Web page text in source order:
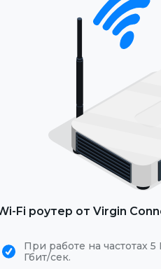
Fi роутер от Virgin
При работе на частотах 5
Гбит/сек.